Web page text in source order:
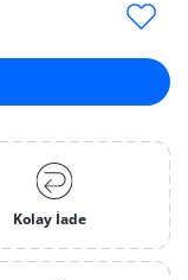
artırın
Kolay İade